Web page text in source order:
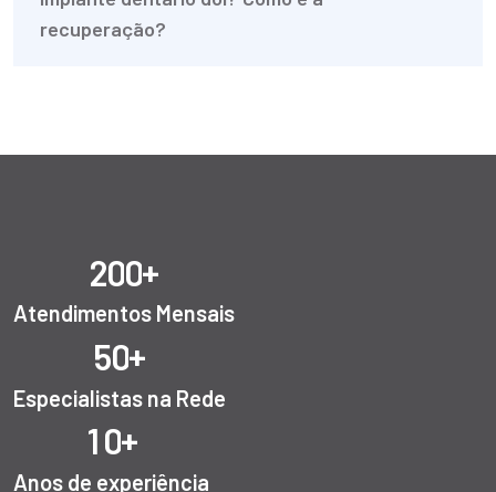
recuperação?
200+
Atendimentos Mensais
50+
Especialistas na Rede
10+
Anos de experiência